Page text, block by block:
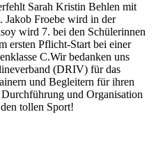
Sarah Kristin Behlen mit
Jakob Froebe wird in der
wird 7. bei den Schülerinnen
ersten Pflicht-Start bei einer
C.Wir bedanken uns
(DRIV) für das
und Begleitern für ihren
und Organisation
tollen Sport!